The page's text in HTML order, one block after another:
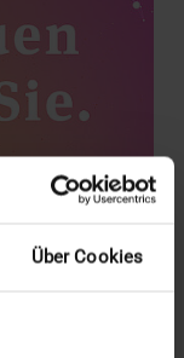
Über Cookies